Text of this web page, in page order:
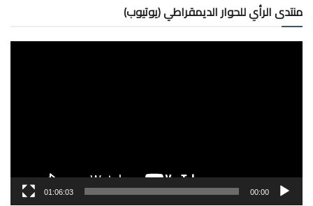
منتدى الرأي للحوار الديمقراطي (يوتيوب)
00:00
01:06:03